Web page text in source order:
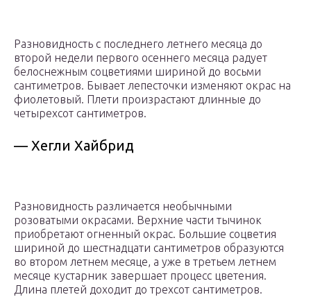
Разновидность с последнего летнего месяца до
второй недели первого осеннего месяца радует
белоснежным соцветиями шириной до восьми
сантиметров. Бывает лепесточки изменяют окрас на
фиолетовый. Плети произрастают длинные до
четырехсот сантиметров.
— Хегли Хайбрид
Разновидность различается необычными
розоватыми окрасами. Верхние части тычинок
приобретают огненный окрас. Большие соцветия
шириной до шестнадцати сантиметров образуются
во втором летнем месяце, а уже в третьем летнем
месяце кустарник завершает процесс цветения.
Длина плетей доходит до трехсот сантиметров.